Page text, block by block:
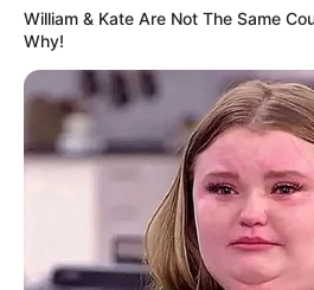
William & Kate Are Not The Same
Why!